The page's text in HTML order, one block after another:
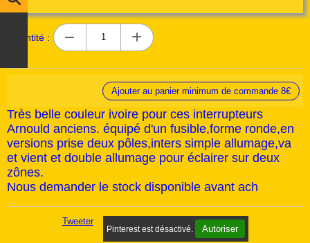
Quantité :
Ajouter au panier minimum de commande 8€
Très belle couleur ivoire pour ces interrupteurs
Arnould anciens. équipé d'un fusible,forme ronde,en
versions prise deux pôles,inters simple allumage,va
et vient et double allumage pour éclairer sur deux
zônes.
Nous demander le stock disponible avant ach
Tweeter
Pinterest est désactivé. Autoriser